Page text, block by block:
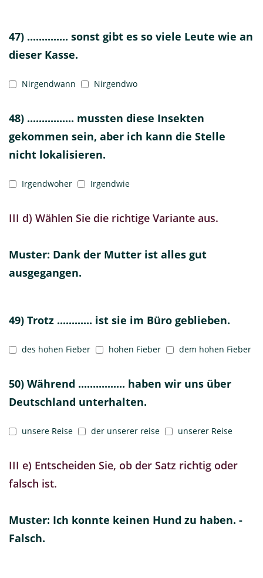
47) .............. sonst gibt es so viele Leute wie an
dieser Kasse.
Nirgendwann Nirgendwo
48) ................ mussten diese Insekten
gekommen sein, aber ich kann die Stelle
nicht lokalisieren.
Irgendwoher Irgendwie
III d) Wählen Sie die richtige Variante aus.
Muster: Dank der Mutter ist alles gut
ausgegangen.
49) Trotz ............ ist sie im Büro geblieben.
des hohen Fieber hohen Fieber dem hohen Fieber
50) Während ................ haben wir uns über
Deutschland unterhalten.
unsere Reise der unserer reise unserer Reise
III e) Entscheiden Sie, ob der Satz richtig oder
falsch ist.
Muster: Ich konnte keinen Hund zu haben. -
Falsch.